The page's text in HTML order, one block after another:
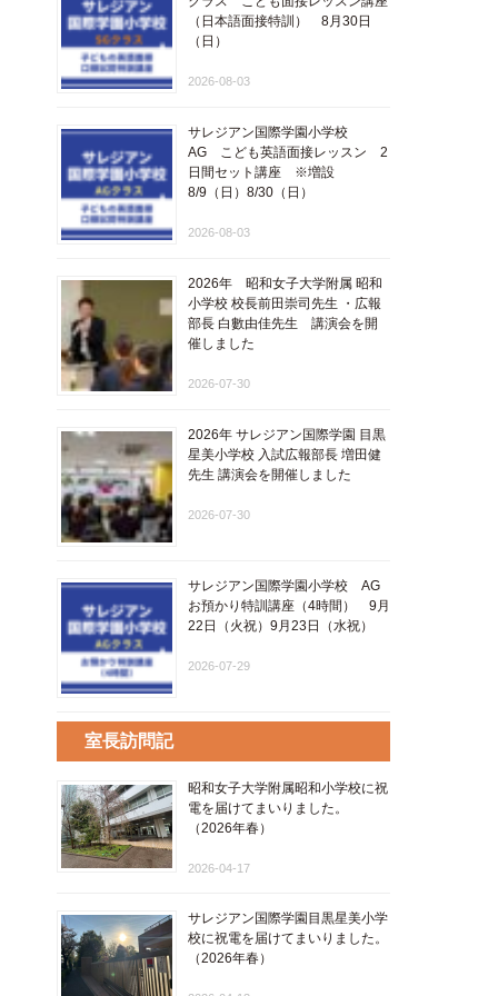
​（日本語面接特訓​） 8月30日
（日）
2026-08-03
サレジアン国際学園小学校
AG こども英語面接レッスン 2
日間セット講座 ※増設
8/9（日）8/30（日）
2026-08-03
2026年 昭和女子大学附属 昭和
小学校 校長前田崇司先生 ・広報
部長 白數由佳先生 講演会を開
催しました
2026-07-30
2026年 サレジアン国際学園 目黒
星美小学校 入試広報部長 増田健
先生 講演会を開催しました
2026-07-30
サレジアン国際学園小学校 AG
お預かり特訓講座（4時間） 9月
22日（火祝）9月23日（水祝）
2026-07-29
室長訪問記
昭和女子大学附属昭和小学校に祝
電を届けてまいりました。
（2026年春）
2026-04-17
サレジアン国際学園目黒星美小学
校に祝電を届けてまいりました。
（2026年春）